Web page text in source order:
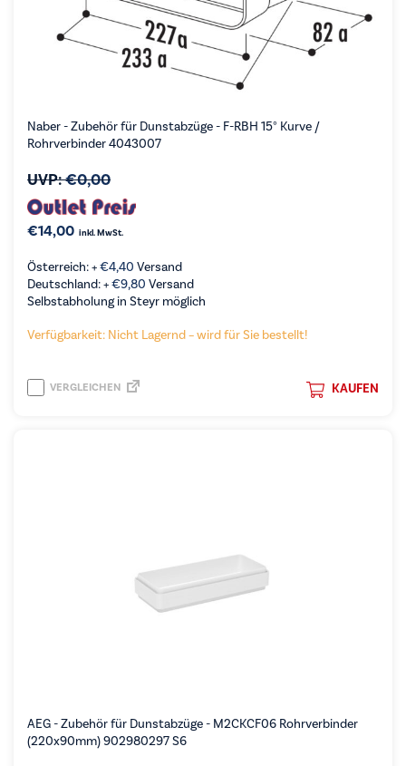
Naber - Zubehör für Dunstabzüge - F-RBH 15° Kurve /
Rohrverbinder 4043007
UVP:€0,00
€14,00 inkl. MwSt.
Österreich: +€4,40 Versand
Deutschland: +€9,80 Versand
Selbstabholung in Steyr möglich
Verfügbarkeit: Nicht Lagernd – wird für Sie bestellt!
KAUFEN
VERGLEICHEN
AEG - Zubehör für Dunstabzüge - M2CKCF06 Rohrverbinder
(220x90mm) 902980297 S6